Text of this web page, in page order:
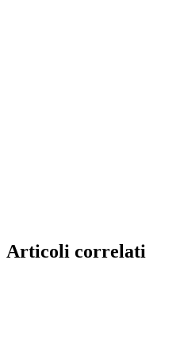
Articoli correlati